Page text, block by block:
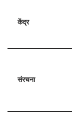
केंद्र
संरचना